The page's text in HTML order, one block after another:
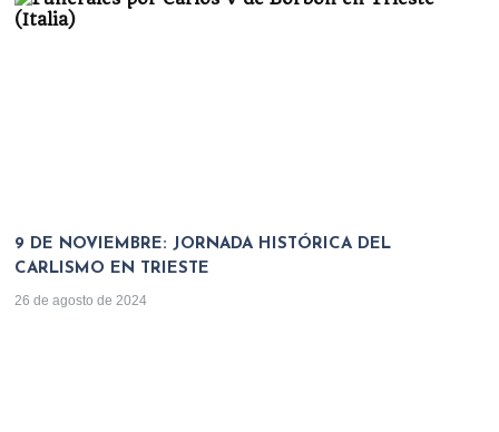
9 DE NOVIEMBRE: JORNADA HISTÓRICA DEL
CARLISMO EN TRIESTE
26 de agosto de 2024